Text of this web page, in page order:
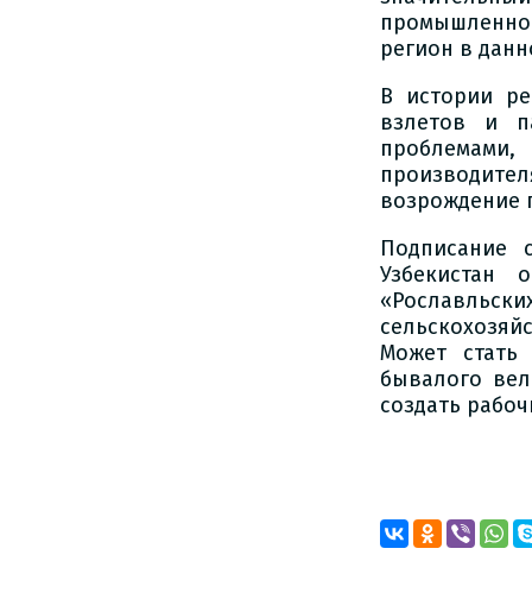
регион в
В истории
взлетов и
возрождение
Подписание
Узбекистан
Может стать
бывалого
создать